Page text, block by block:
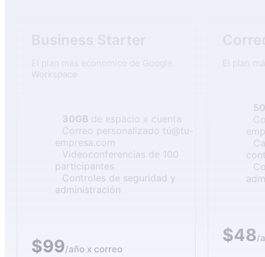
Workspace
30GB de espacio x cuenta
Correo personalizado tú@tu-
empresa.com
Videoconferencias de 100
participantes
Controles de seguridad y
administración
$99/año x correo
$48/